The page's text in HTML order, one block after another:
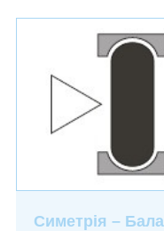
Симетрія –